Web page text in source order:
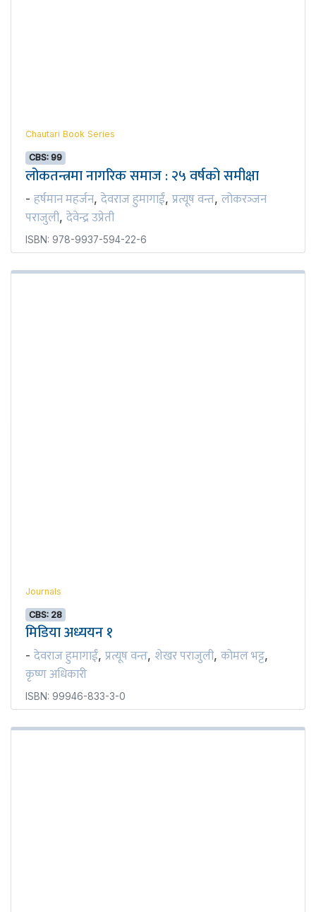
Chautari Book Series
CBS: 99
लोकतन्त्रमा नागरिक समाज : २५ वर्षको समीक्षा
- हर्षमान महर्जन, देवराज हुमागाईं, प्रत्यूष वन्त, लोकरञ्‍जन
पराजुली, देवेन्द्र उप्रेती
ISBN: 978-9937-594-22-6
Journals
CBS: 28
मिडिया अध्ययन १
- देवराज हुमागाईं, प्रत्यूष वन्त, शेखर पराजुली, कोमल भट्ट,
कृष्ण अधिकारी
ISBN: 99946-833-3-0